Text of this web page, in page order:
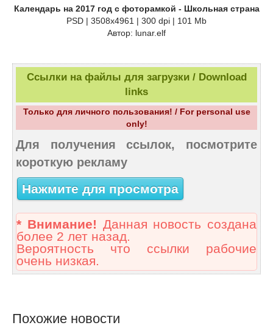
Календарь на 2017 год с фоторамкой - Школьная страна
PSD | 3508х4961 | 300 dpi | 101 Mb
Автор: lunar.elf
Ссылки на файлы для загрузки / Download
links
Только для личного пользования! / For personal use
only!
Для получения ссылок, посмотрите
короткую рекламу
Нажмите для просмотра
* Внимание! Данная новость создана
более 2 лет назад.
Вероятность что ссылки рабочие
очень низкая.
Похожие новости